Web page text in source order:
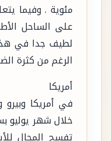
مئوية . وفيما
على الساحل
لطيف جدا في
الرغم من كثرة
أمريكا
في أمريكا وبيرو
خلال شهر يوليو
تفسح المجال